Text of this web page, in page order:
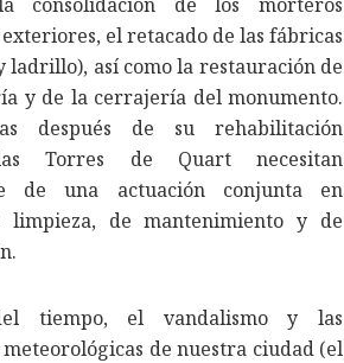
el retacado de las fábricas
ladrillo), así como la restauración de
y de la cerrajería del monumento.
después de su rehabilitación
Torres de Quart necesitan
de una actuación conjunta en
limpieza, de mantenimiento y de
tiempo, el vandalismo y las
meteorológicas de nuestra ciudad (el